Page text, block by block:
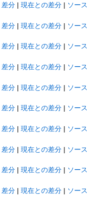
差分 |現在との差分
ソース
差分 |現在との差分 | ソース
差分 |現在との差分
ソース
差分 |現在との差分
ソース
差分 |現在との差分 | ソース
差分 |現在との差分
ソース
差分 |現在との差分
ソース
差分 |現在との差分 | ソース
差分 |現在との差分
ソース
差分 |現在との差分
ソース